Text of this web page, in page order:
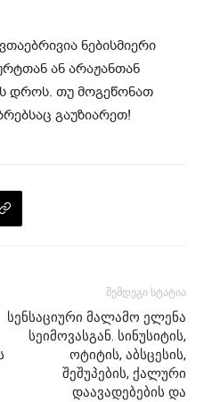
ნებისმიერი
ან არაჟანთან
დროს. თუ მოგეწონათ
გაუზიარეთ!
შემდეგი სტატია
სენსაციური მალამო ელენა
სეიმოვასგან. სინუსიტის,
ოტიტის, აბსცესის,
შეშუპების, ქალური
დაავადებების და